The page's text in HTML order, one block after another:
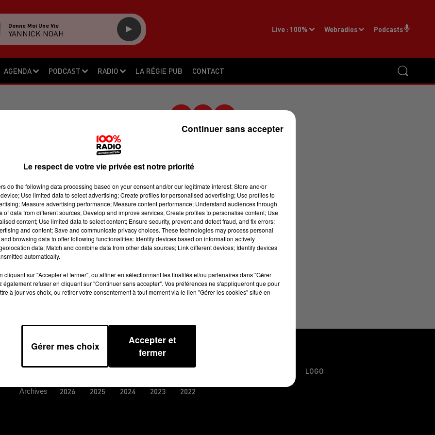
AGENDA PODCAST RADIO LA RÉGIE PUB CONTACT
Live : 100% Webradios Podcasts
Donne Moi Une Vie
YANNICK NOAH
DE LA MAIRIE
end et ravagé la mairie de
de samedi à dimanche. Un incendie
partie de la mairie a été
cyrille masson. CG, CM.
LOGO
Archives 2026 2025 2024 2023 2022
Le respect de votre vie privée est notre priorité
do the following data processing based on your consent and/or our legitimate interest: Store and/or
Use limited data to select advertising; Create profiles for personalised advertising; Use profiles to
Measure advertising performance; Measure content performance; Understand audiences through
of data from different sources; Develop and improve services; Create profiles to personalise content; Use
content; Use limited data to select content; Ensure security, prevent and detect fraud, and fix errors;
and content; Save and communicate privacy choices. These technologies may process personal
browsing data to offer following functionalities: Identify devices based on information actively
data; Match and combine data from other data sources; Link different devices; Identify devices
automatically.
cliquant sur "Accepter et fermer", ou affiner en sélectionnant les finalités et/ou partenaires dans "Gérer
également refuser en cliquant sur "Continuer sans accepter". Vos préférences ne s'appliqueront que pour
à jour vos choix, ou retirer votre consentement à tout moment via le lien "Gérer les cookies" situé en
Gérer mes choix
Accepter et
fermer
Continuer sans accepter